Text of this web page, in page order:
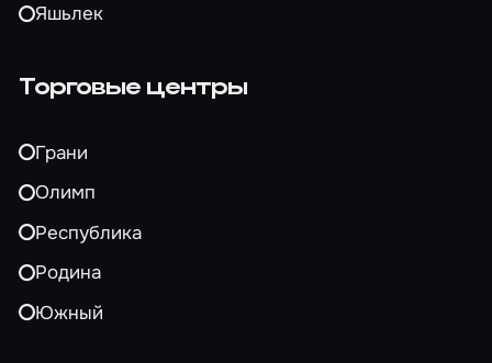
Яшьлек
Торговые центры
Грани
Олимп
Республика
Родина
Южный